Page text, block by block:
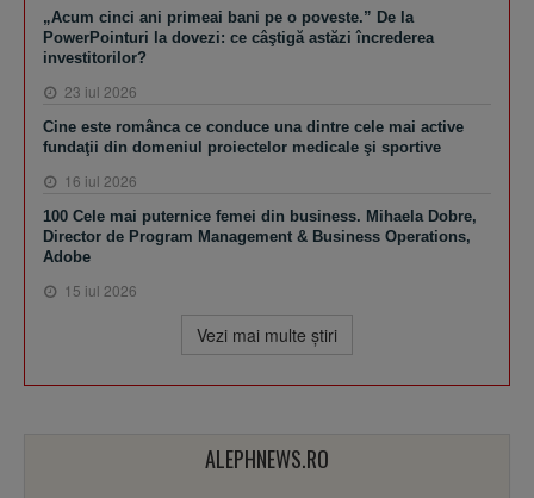
„Acum cinci ani primeai bani pe o poveste.” De la
PowerPointuri la dovezi: ce câştigă astăzi încrederea
investitorilor?
23 iul 2026
Cine este românca ce conduce una dintre cele mai active
fundaţii din domeniul proiectelor medicale şi sportive
16 iul 2026
100 Cele mai puternice femei din business. Mihaela Dobre,
Director de Program Management & Business Operations,
Adobe
15 iul 2026
Vezi mai multe ştiri
ALEPHNEWS.RO